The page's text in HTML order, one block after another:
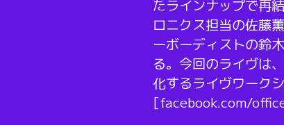
たラインナップで再
ロニクス担当の佐藤
ーボーディストの鈴
る。今回のライヴは
化するライヴワーク
[facebook.com/